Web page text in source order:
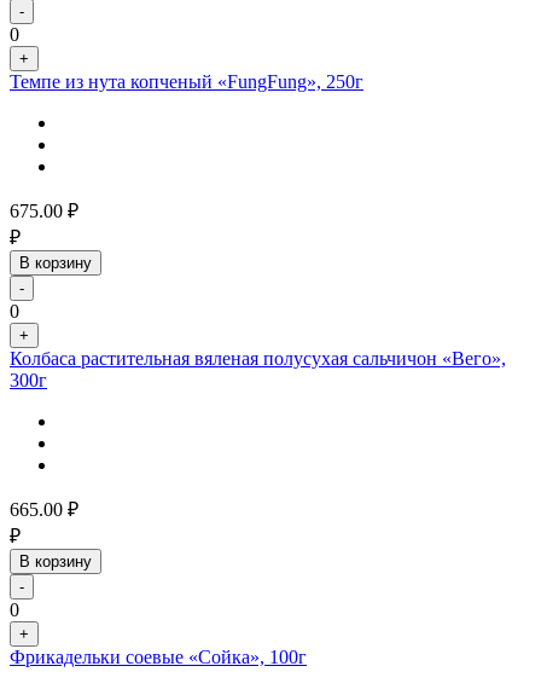
-
0
+
Темпе из нута копченый «FungFung», 250г
675.00 ₽
₽
В корзину
-
0
+
Колбаса растительная вяленая полусухая сальчичон «Вего»,
300г
665.00 ₽
₽
В корзину
-
0
+
Фрикадельки соевые «Сойка», 100г